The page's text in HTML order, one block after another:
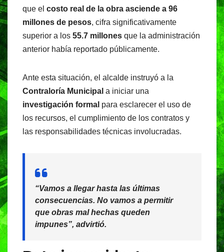
que el costo real de la obra asciende a 96
millones de pesos, cifra significativamente
superior a los 55.7 millones que la administración
anterior había reportado públicamente.
Ante esta situación, el alcalde instruyó a la
Contraloría Municipal a iniciar una
investigación formal para esclarecer el uso de
los recursos, el cumplimiento de los contratos y
las responsabilidades técnicas involucradas.
“Vamos a llegar hasta las últimas
consecuencias. No vamos a permitir
que obras mal hechas queden
impunes”, advirtió.